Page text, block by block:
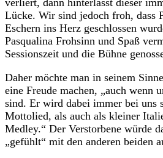
Lücke. Wir sind jedoch froh, dass
Eschern ins Herz geschlossen
Pasqualina Frohsinn und Spaß
Sessionszeit und die Bühne
Daher möchte man in seinem
eine Freude machen, „auch wenn
sind. Er wird dabei immer bei uns
Mottolied, als auch als kleiner
Medley.“ Der Verstorbene würde
„gefühlt“ mit den anderen beiden